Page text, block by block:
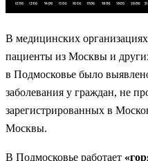
В медицинских
пациенты из Москвы и
в Подмосковье было
заболевания у граждан, не
зарегистрированных в
Москвы.
В Подмосковье работает